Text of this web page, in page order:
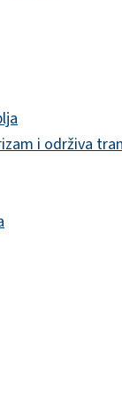
i održiva